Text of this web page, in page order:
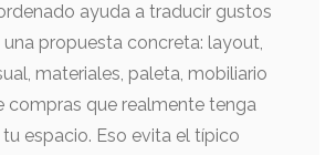
ayuda a traducir gustos
una propuesta concreta: layout,
materiales, paleta, mobiliario
compras que realmente tenga
espacio. Eso evita el típico